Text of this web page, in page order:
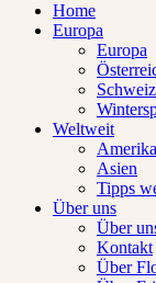
Home
Europa
Europa
Schweiz
Weltweit
Amerika
Asien
Tipps
Über uns
Über
Kontakt
Über